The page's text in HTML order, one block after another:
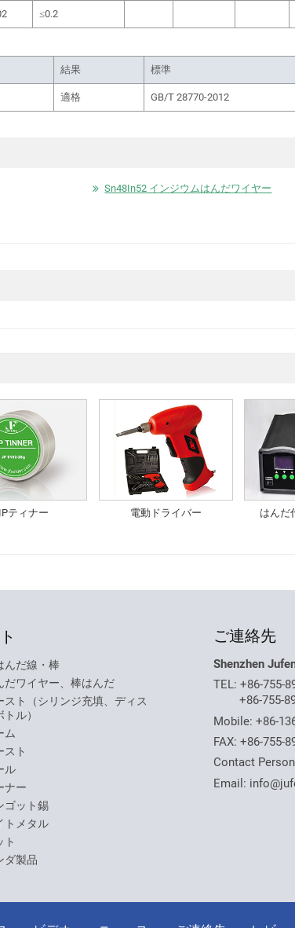
≤0.2
結果 標準
適格 GB/T 28770-2012
Sn48In52 インジウムはんだワイヤー
ティナー 電動ドライバー はんだ
んだ線・棒
だワイヤー、棒はんだ
スト（シリンジ充填、ディス
ル）
ム
スト
ル
ナー
ゴット錫
トメタル
ト
ダ製品
ご連絡先
Shenzhen
TEL:+86-755-
+86-755-
Mobile:+86-
FAX: +86-755-
Contact
Email: